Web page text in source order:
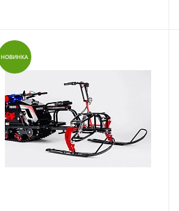
НОВИНКА